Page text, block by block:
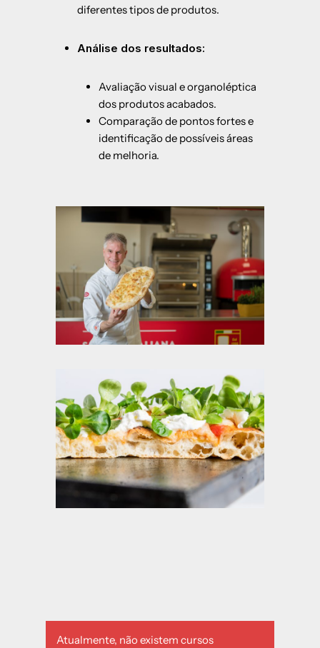
diferentes tipos de produtos.
Análise dos resultados:
Avaliação visual e organoléptica
dos produtos acabados.
Comparação de pontos fortes e
identificação de possíveis áreas
de melhoria.
Atualmente, não existem cursos